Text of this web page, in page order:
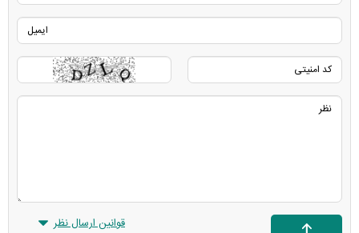
قوانین ارسال نظر